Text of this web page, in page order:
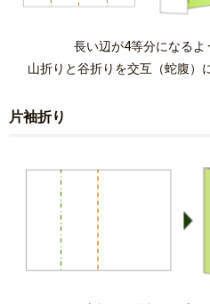
長い辺が4等分になるよ
山折りと谷折りを交互（蛇腹）
片袖折り